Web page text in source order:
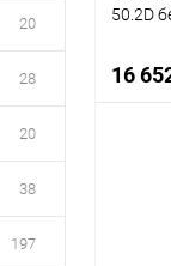
20
28
20
38
197
50.2D
16